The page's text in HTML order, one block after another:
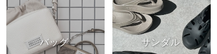
バッグ サンダル